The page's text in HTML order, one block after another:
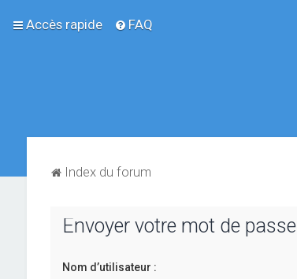
Accès rapide FAQ
Index du forum
Envoyer votre mot de passe
Nom d’utilisateur :